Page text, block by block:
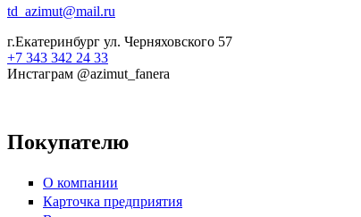
td_azimut@mail.ru
г.Екатеринбург ул. Черняховского 57
+7 343 342 24 33
Инстаграм @azimut_fanera
Покупателю
О компании
Карточка предприятия